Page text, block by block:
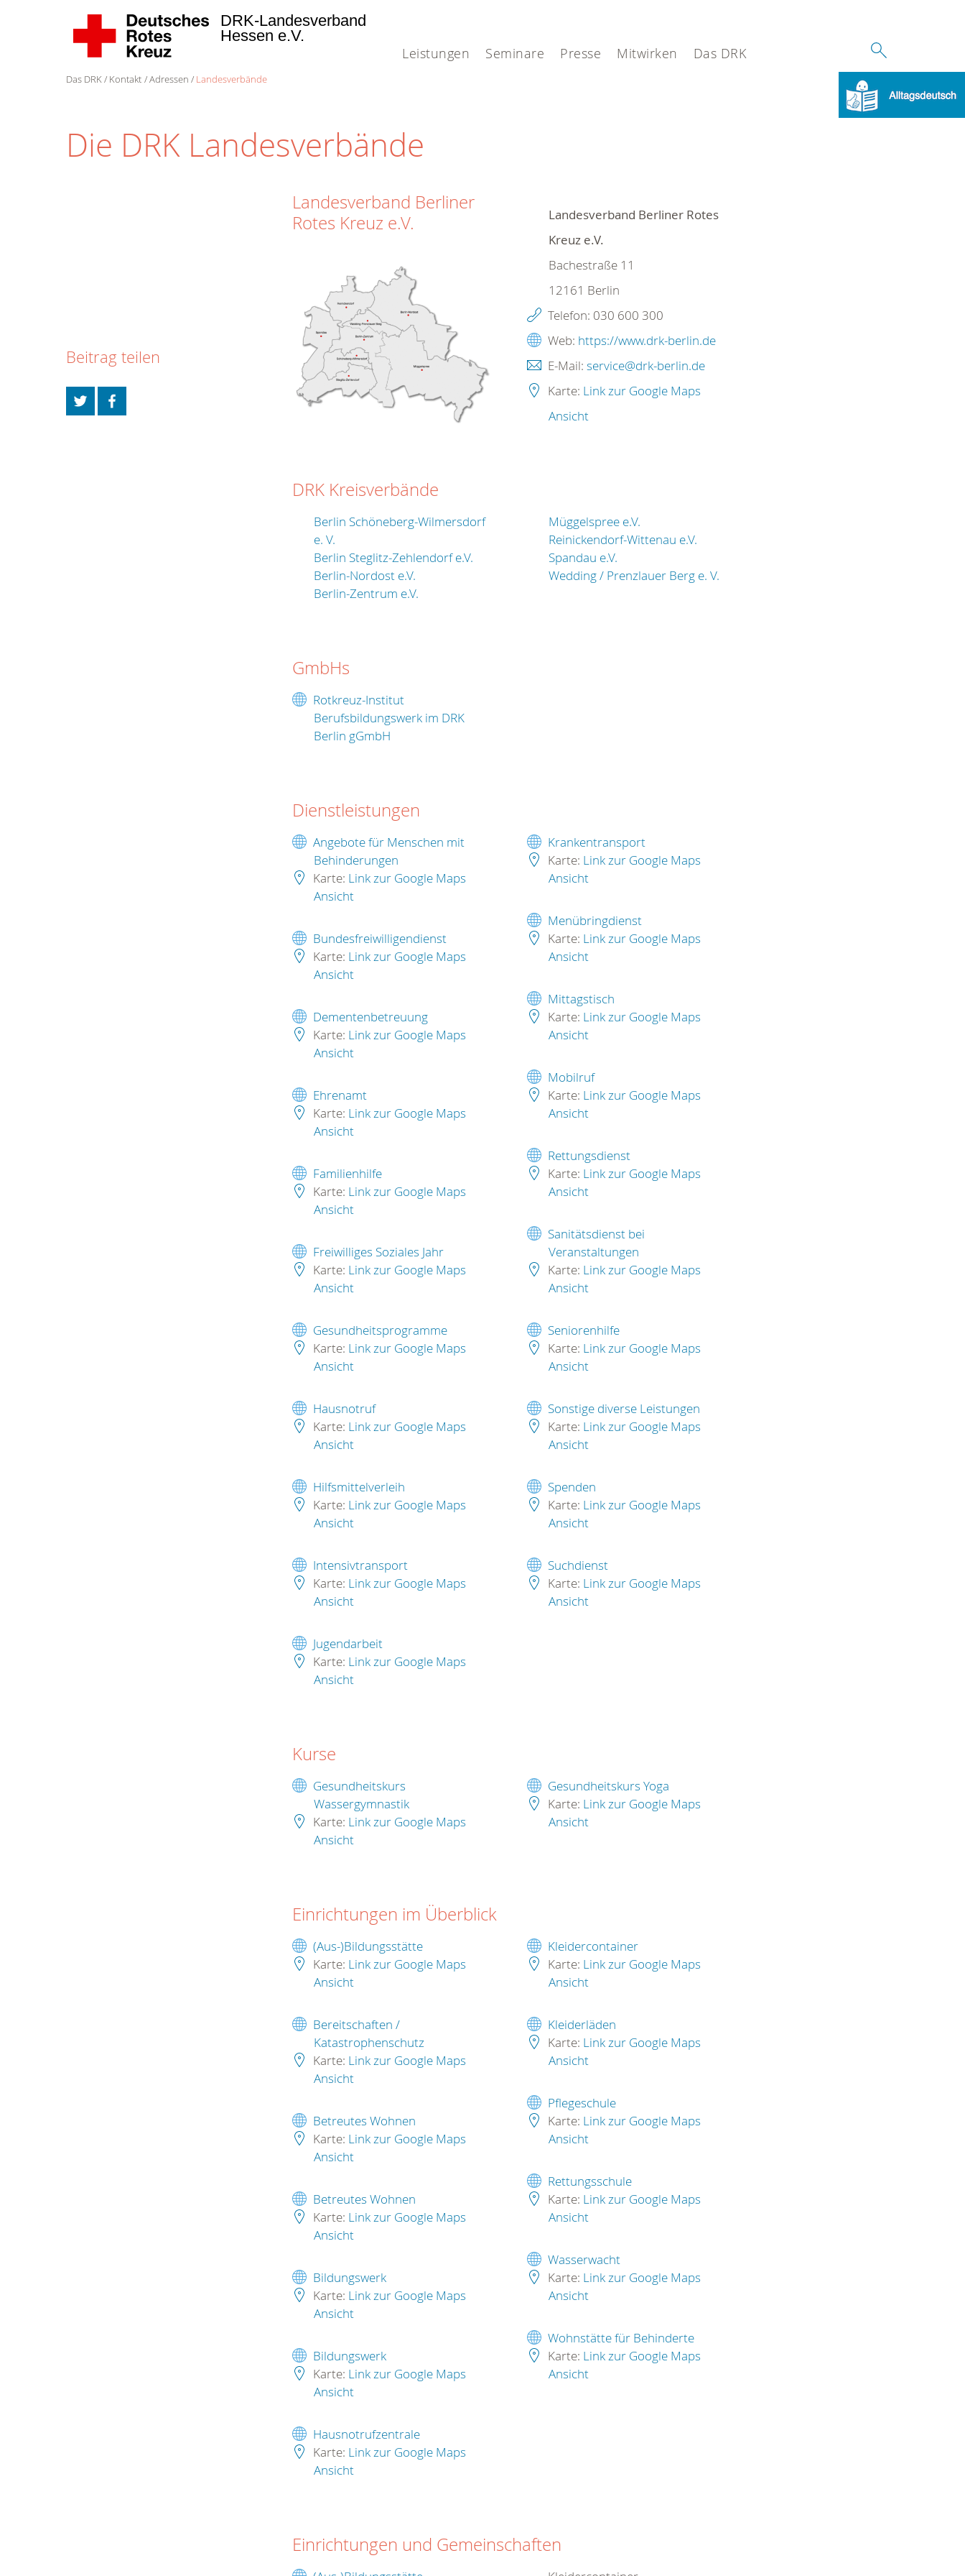
Leistungen Seminare Presse Mitwirken Das DRK
DRK-Landesverband
Hessen e.V.
Das DRK Kontakt Adressen Landesverbände
Die DRK Landesverbände
Landesverband Berliner
Rotes Kreuz e.V.
Landesverband Berliner Rotes
Kreuz e.V.
Bachestraße 11
12161 Berlin
Telefon: 030 600 300
Web: https://www.drk-berlin.de
E-Mail: service@drk-berlin.de
Karte: Link zur Google Maps
Ansicht
DRK Kreisverbände
Berlin Schöneberg-Wilmersdorf
e. V.
Berlin Steglitz-Zehlendorf e.V.
Berlin-Nordost e.V.
Berlin-Zentrum e.V.
Müggelspree e.V.
Reinickendorf-Wittenau e.V.
Spandau e.V.
Wedding / Prenzlauer Berg e. V.
GmbHs
Rotkreuz-Institut
Berufsbildungswerk im DRK
Berlin gGmbH
Dienstleistungen
Angebote für Menschen mit
Behinderungen
Karte: Link zur Google Maps
Ansicht
Bundesfreiwilligendienst
Karte: Link zur Google Maps
Ansicht
Dementenbetreuung
Karte: Link zur Google Maps
Ansicht
Ehrenamt
Karte: Link zur Google Maps
Ansicht
Familienhilfe
Karte: Link zur Google Maps
Ansicht
Freiwilliges Soziales Jahr
Karte: Link zur Google Maps
Ansicht
Gesundheitsprogramme
Karte: Link zur Google Maps
Ansicht
Hausnotruf
Karte: Link zur Google Maps
Ansicht
Hilfsmittelverleih
Karte: Link zur Google Maps
Ansicht
Intensivtransport
Karte: Link zur Google Maps
Ansicht
Jugendarbeit
Karte: Link zur Google Maps
Ansicht
Krankentransport
Karte: Link zur Google Maps
Ansicht
Menübringdienst
Karte: Link zur Google Maps
Ansicht
Mittagstisch
Karte: Link zur Google Maps
Ansicht
Mobilruf
Karte: Link zur Google Maps
Ansicht
Rettungsdienst
Karte: Link zur Google Maps
Ansicht
Sanitätsdienst bei
Veranstaltungen
Karte: Link zur Google Maps
Ansicht
Seniorenhilfe
Karte: Link zur Google Maps
Ansicht
Sonstige diverse Leistungen
Karte: Link zur Google Maps
Ansicht
Spenden
Karte: Link zur Google Maps
Ansicht
Suchdienst
Karte: Link zur Google Maps
Ansicht
Kurse
Gesundheitskurs
Wassergymnastik
Karte: Link zur Google Maps
Ansicht
Gesundheitskurs Yoga
Karte: Link zur Google Maps
Ansicht
Einrichtungen im Überblick
(Aus-)Bildungsstätte
Karte: Link zur Google Maps
Ansicht
Bereitschaften /
Katastrophenschutz
Karte: Link zur Google Maps
Ansicht
Betreutes Wohnen
Karte: Link zur Google Maps
Ansicht
Betreutes Wohnen
Karte: Link zur Google Maps
Ansicht
Bildungswerk
Karte: Link zur Google Maps
Ansicht
Bildungswerk
Karte: Link zur Google Maps
Ansicht
Hausnotrufzentrale
Karte: Link zur Google Maps
Ansicht
Kleidercontainer
Karte: Link zur Google Maps
Ansicht
Kleiderläden
Karte: Link zur Google Maps
Ansicht
Pflegeschule
Karte: Link zur Google Maps
Ansicht
Rettungsschule
Karte: Link zur Google Maps
Ansicht
Wasserwacht
Karte: Link zur Google Maps
Ansicht
Wohnstätte für Behinderte
Karte: Link zur Google Maps
Ansicht
Einrichtungen und Gemeinschaften
Beitrag teilen